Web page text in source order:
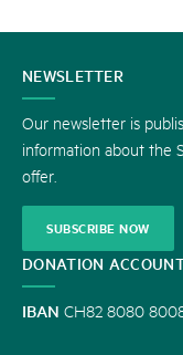
CONTACT
US
NEWSLETTER
Our newsletter is
information about the
offer.
SUBSCRIBE NOW
DONATION
IBAN CH82 8080